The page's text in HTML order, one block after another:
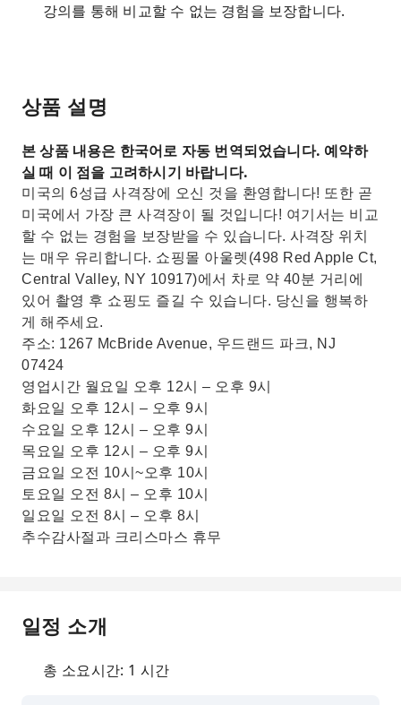
강의를 통해 비교할 수 없는 경험을 보장합니다.
상품 설명
본 상품 내용은 한국어로 자동 번역되었습니다. 예약하
실 때 이 점을 고려하시기 바랍니다.
미국의 6성급 사격장에 오신 것을 환영합니다! 또한 곧
미국에서 가장 큰 사격장이 될 것입니다! 여기서는 비교
할 수 없는 경험을 보장받을 수 있습니다. 사격장 위치
는 매우 유리합니다. 쇼핑몰 아울렛(498 Red Apple Ct,
Central Valley, NY 10917)에서 차로 약 40분 거리에
있어 촬영 후 쇼핑도 즐길 수 있습니다. 당신을 행복하
게 해주세요.
주소: 1267 McBride Avenue, 우드랜드 파크, NJ
07424
영업시간 월요일 오후 12시 – 오후 9시
화요일 오후 12시 – 오후 9시
수요일 오후 12시 – 오후 9시
목요일 오후 12시 – 오후 9시
금요일 오전 10시~오후 10시
토요일 오전 8시 – 오후 10시
일요일 오전 8시 – 오후 8시
추수감사절과 크리스마스 휴무
일정 소개
총 소요시간: 1 시간